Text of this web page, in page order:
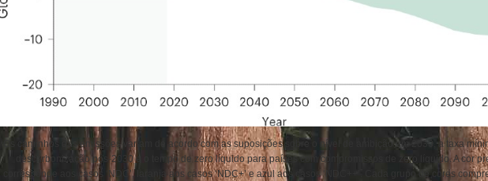
Os caminhos das emissões variam de acordo com as suposições sobre o nível de ambição em 2030, a taxa
descarbonização pós-2030 e o tempo de zero líquido para países com compromissos de zero líquido. A cor
corresponde aos casos ‘NDC’, laranja aos casos ‘NDC+’ e azul aos casos ‘NDC++’. Cada grupo de cores